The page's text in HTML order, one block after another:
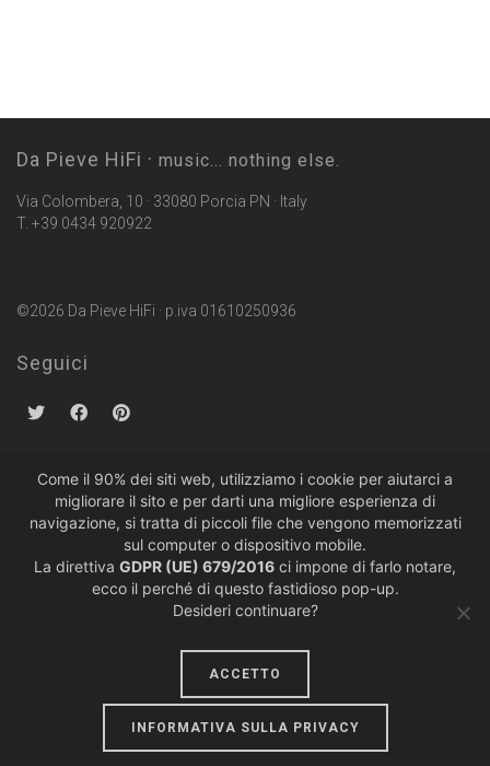
Da Pieve HiFi · music... nothing else.
Via Colombera, 10 · 33080 Porcia PN · Italy
T. +39 0434 920922
©2026 Da Pieve HiFi · p.iva 01610250936
Seguici
Politiche sulla Privacy·Condizioni di Vendita
design by
Come il 90% dei siti web, utilizziamo i cookie per aiutarci a
migliorare il sito e per darti una migliore esperienza di
navigazione, si tratta di piccoli file che vengono memorizzati
sul computer o dispositivo mobile.
La direttiva GDPR (UE) 679/2016 ci impone di farlo notare,
ecco il perché di questo fastidioso pop-up.
Desideri continuare?
ACCETTO
INFORMATIVA SULLA PRIVACY